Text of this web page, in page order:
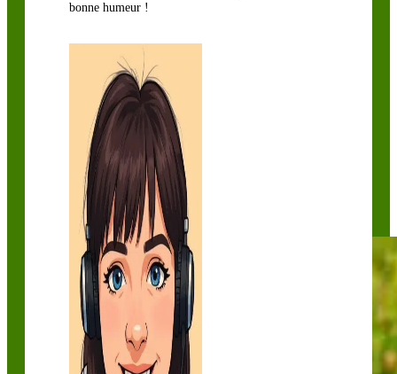
d’Alexandrie
Trèfle
incarnat
Trèfle lotier
Trèfle perse
Trèfle
squarrosum
Trèfle violet
bonne humeur !